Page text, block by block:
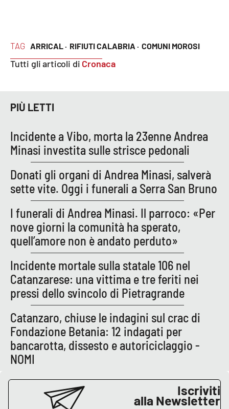
Lacplay.it
Laconair.it
Lacitymag.it
Ilreggino.it
Ilvibonese.it
APP
TAG ARRICAL · RIFIUTI CALABRIA · COMUNI MOROSI
Tutti gli articoli di Cronaca
PIÙ LETTI
Incidente a Vibo, morta la 23enne Andrea
Minasi investita sulle strisce pedonali
Donati gli organi di Andrea Minasi, salverà
sette vite. Oggi i funerali a Serra San Bruno
I funerali di Andrea Minasi. Il parroco: «Per
nove giorni la comunità ha sperato,
quell’amore non è andato perduto»
Incidente mortale sulla statale 106 nel
Catanzarese: una vittima e tre feriti nei
pressi dello svincolo di Pietragrande
Catanzaro, chiuse le indagini sul crac di
Fondazione Betania: 12 indagati per
bancarotta, dissesto e autoriciclaggio -
NOMI
Iscriviti
alla Newsletter